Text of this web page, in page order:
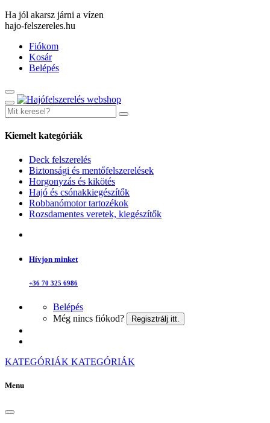
Ha jól akarsz járni a vízen
hajo-felszereles.hu
Fiókom
Kosár
Belépés
Kiemelt kategóriák
Deck felszerelés
Biztonsági és mentőfelszerelések
Horgonyzás és kikötés
Hajó és csónakkiegészítők
Robbanómotor tartozékok
Rozsdamentes veretek, kiegészítők
Hívjon minket
+36 70 325 6986
Belépés
Még nincs fiókod?
Regisztrálj itt.
KATEGÓRIÁK KATEGÓRIÁK
Menu